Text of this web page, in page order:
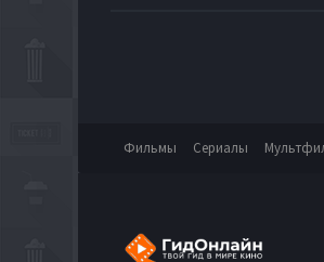
Фильмы Сериалы